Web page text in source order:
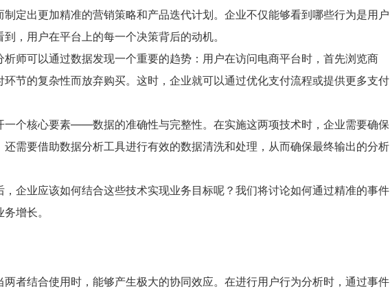
定出更加精准的营销策略和产品迭代计划。企业不仅能够看到哪些行为是用户
，用户在平台上的每一个决策背后的动机。
师可以通过数据发现一个重要的趋势：用户在访问电商平台时，首先浏览商
节的复杂性而放弃购买。这时，企业就可以通过优化支付流程或提供更多支付
一个核心要素——数据的准确性与完整性。在实施这两项技术时，企业需要确保
需要借助数据分析工具进行有效的数据清洗和处理，从而确保最终输出的分析
企业应该如何结合这些技术实现业务目标呢？我们将讨论如何通过精准的事件
增长。
者结合使用时，能够产生极大的协同效应。在进行用户行为分析时，通过事件